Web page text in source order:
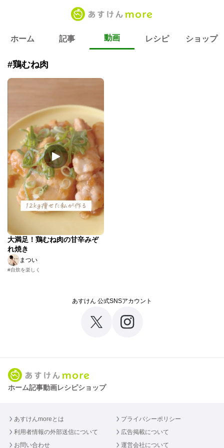
ホーム 記事 動画 レシピ ショップ
#鶏むね肉
大満足！鶏むね肉の甘辛みぞ
れ焼き
まつい
#自炊を楽しく
あすけん 公式SNSアカウント
ホーム記事動画レシピショップ
あすけんmoreとは
プライバシーポリシー
利用者情報の外部送信について
広告掲載について
お問い合わせ
運営会社について